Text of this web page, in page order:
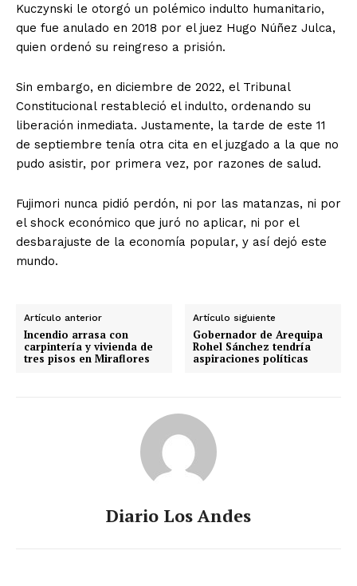
Kuczynski le otorgó un polémico indulto humanitario,
que fue anulado en 2018 por el juez Hugo Núñez Julca,
quien ordenó su reingreso a prisión.
Sin embargo, en diciembre de 2022, el Tribunal
Constitucional restableció el indulto, ordenando su
liberación inmediata. Justamente, la tarde de este 11
de septiembre tenía otra cita en el juzgado a la que no
pudo asistir, por primera vez, por razones de salud.
Fujimori nunca pidió perdón, ni por las matanzas, ni por
el shock económico que juró no aplicar, ni por el
desbarajuste de la economía popular, y así dejó este
mundo.
Artículo anterior
Incendio arrasa con
carpintería y vivienda de
tres pisos en Miraflores
Artículo siguiente
Gobernador de Arequipa
Rohel Sánchez tendría
aspiraciones políticas
Diario Los Andes